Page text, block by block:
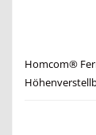
Homcom®